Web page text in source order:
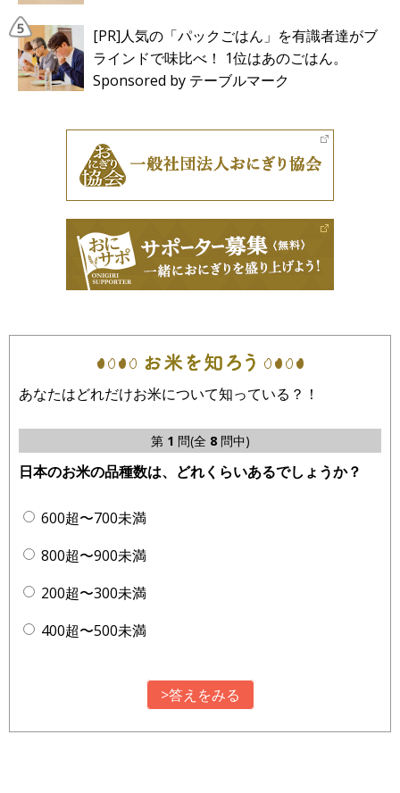
[PR]人気の「パックごはん」を有識者達がブ
ラインドで味比べ！ 1位はあのごはん。
Sponsored by テーブルマーク
あなたはどれだけお米について知っている？！
第 1 問(全 8問中)
日本のお米の品種数は、どれくらいあるでしょうか？
600超〜700未満
800超〜900未満
200超〜300未満
400超〜500未満
>答えをみる